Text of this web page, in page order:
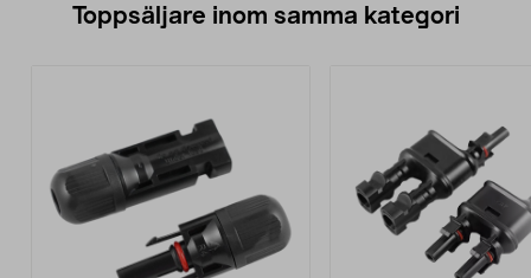
Toppsäljare inom samma kategori